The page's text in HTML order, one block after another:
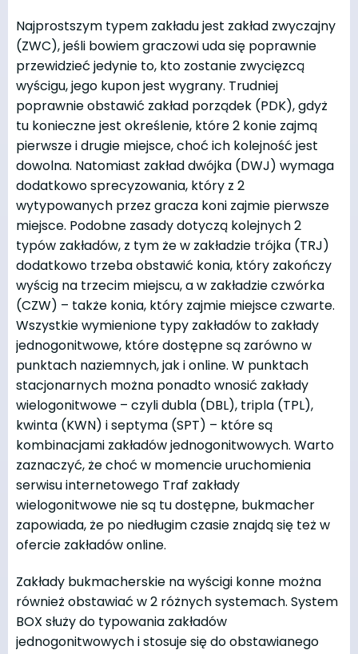
Najprostszym typem zakładu jest zakład zwyczajny
(ZWC), jeśli bowiem graczowi uda się poprawnie
przewidzieć jedynie to, kto zostanie zwycięzcą
wyścigu, jego kupon jest wygrany. Trudniej
poprawnie obstawić zakład porządek (PDK), gdyż
tu konieczne jest określenie, które 2 konie zajmą
pierwsze i drugie miejsce, choć ich kolejność jest
dowolna. Natomiast zakład dwójka (DWJ) wymaga
dodatkowo sprecyzowania, który z 2
wytypowanych przez gracza koni zajmie pierwsze
miejsce. Podobne zasady dotyczą kolejnych 2
typów zakładów, z tym że w zakładzie trójka (TRJ)
dodatkowo trzeba obstawić konia, który zakończy
wyścig na trzecim miejscu, a w zakładzie czwórka
(CZW) – także konia, który zajmie miejsce czwarte.
Wszystkie wymienione typy zakładów to zakłady
jednogonitwowe, które dostępne są zarówno w
punktach naziemnych, jak i online. W punktach
stacjonarnych można ponadto wnosić zakłady
wielogonitwowe – czyli dubla (DBL), tripla (TPL),
kwinta (KWN) i septyma (SPT) – które są
kombinacjami zakładów jednogonitwowych. Warto
zaznaczyć, że choć w momencie uruchomienia
serwisu internetowego Traf zakłady
wielogonitwowe nie są tu dostępne, bukmacher
zapowiada, że po niedługim czasie znajdą się też w
ofercie zakładów online.
Zakłady bukmacherskie na wyścigi konne można
również obstawiać w 2 różnych systemach. System
BOX służy do typowania zakładów
jednogonitwowych i stosuje się do obstawianego